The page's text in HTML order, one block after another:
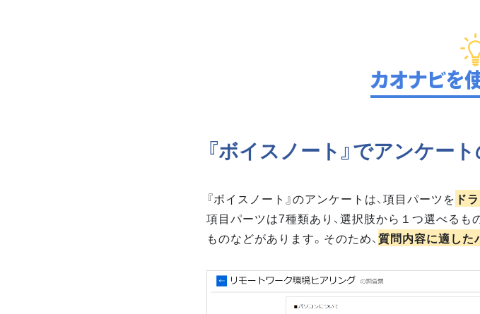
カオナビを
『ボイスノート』でアンケー
『ボイスノート』のアンケートは、項目パーツを ド
項目パーツは7種類あり、選択肢から１つ選べる
ものなどがあります。そのため、質問内容に適した